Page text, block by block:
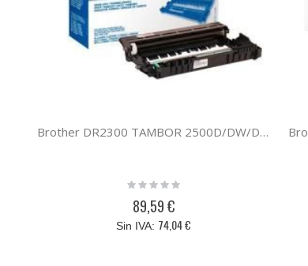
Brother DR2300 TAMBOR 2500D/DW/DN 2700/2720/2740DW
Rating:
89,59 €
74,04 €